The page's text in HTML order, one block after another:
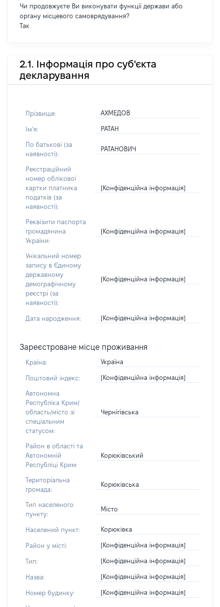
Чи продовжуєте Ви виконувати функції держави або
органу місцевого самоврядування?
Так
2.1. Інформація про суб'єкта
декларування
Прізвище: АХМЕДОВ
Імʼя: РАТАН
По батькові (за
наявності):
РАТАНОВИЧ
Реєстраційний
номер облікової
картки платника
податків (за
наявності):
[Конфіденційна інформація]
Реквізити паспорта
громадянина
України:
[Конфіденційна інформація]
Унікальний номер
запису в Єдиному
державному
демографічному
реєстрі (за
наявності):
[Конфіденційна інформація]
Дата народження: [Конфіденційна інформація]
Зареєстроване місце проживання
Країна: Україна
Поштовий індекс: [Конфіденційна інформація]
Автономна
Республіка Крим/
область/місто зі
спеціальним
статусом:
Чернігівська
Район в області та
Автономній
Республіці Крим:
Корюківський
Територіальна
громада:
Корюківська
Тип населеного
пункту:
Місто
Населений пункт: Корюківка
Район у місті: [Конфіденційна інформація]
Тип: [Конфіденційна інформація]
Назва: [Конфіденційна інформація]
Номер будинку: [Конфіденційна інформація]